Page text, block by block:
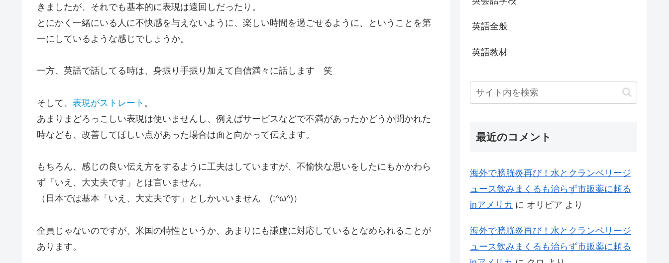
きましたが、それでも基本的に表現は遠回し だったり。
とにかく一緒にいる人に不快感を与えないように、楽しい時間を過ごせるように、ということを第
一にしているような感じでしょうか。
一方、英語で話してる時は、身振り手振り加えて自信満々に話します 笑
そして、 表現がストレート 。
あまりまどろっこしい表現は使いませんし、例えばサービスなどで不満があったかどうか聞かれた
時なども、改善してほしい点があった場合は面と向かって伝えます。
もちろん、感じの良い伝え方をするように工夫はしていますが、不愉快な思いをしたにもかかわら
ず「いえ、大丈夫です」とは言いません。
（日本では基本「いえ、大丈夫です」としかいいません (;^ω^)）
全員じゃないのですが、米国の特性というか、あまりにも謙虚に対応していると なめられることが
あります。
英語全般
英語教材
最近のコメント
海外で膀胱炎再び！水とクランベリージ
ュース飲みまくるも治らず市販薬に頼る
inアメリカ に オリビア より
海外で膀胱炎再び！水とクランベリージ
ュース飲みまくるも治らず市販薬に頼る